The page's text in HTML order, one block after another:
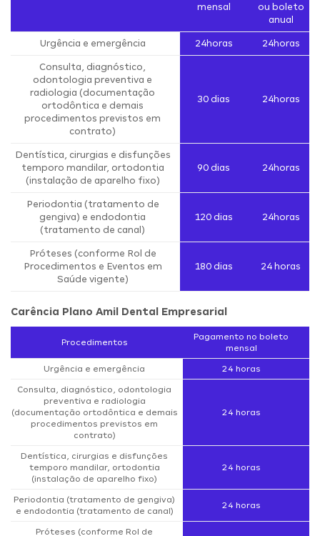
mensal
ou boleto
anual
Urgência e emergência 24horas 24horas
Consulta, diagnóstico,
odontologia preventiva e
radiologia (documentação
ortodôntica e demais
procedimentos previstos em
contrato)
30 dias 24horas
Dentística, cirurgias e disfunções
temporo mandilar, ortodontia
(instalação de aparelho fixo)
90 dias 24horas
Periodontia (tratamento de
gengiva) e endodontia
(tratamento de canal)
120 dias 24horas
Próteses (conforme Rol de
Procedimentos e Eventos em
Saúde vigente)
180 dias 24 horas
Carência Plano Amil Dental Empresarial
Procedimentos
Pagamento no boleto
mensal
Urgência e emergência 24 horas
Consulta, diagnóstico, odontologia
preventiva e radiologia
(documentação ortodôntica e demais
procedimentos previstos em
contrato)
24 horas
Dentística, cirurgias e disfunções
temporo mandilar, ortodontia
(instalação de aparelho fixo)
24 horas
Periodontia (tratamento de gengiva)
e endodontia (tratamento de canal)
24 horas
Próteses (conforme Rol de